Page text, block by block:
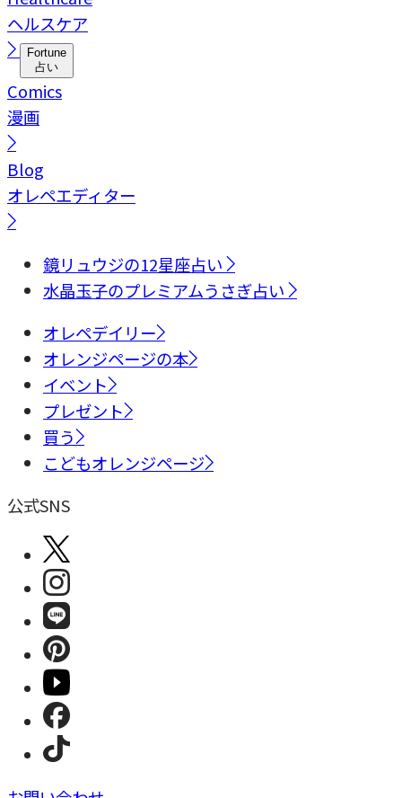
ヘルスケア
Fortune
占い
Comics
漫画
Blog
オレペエディター
鏡リュウジの12星座占い
水晶玉子のプレミアムうさぎ占い
オレペデイリー
オレンジページの本
イベント
プレゼント
買う
こどもオレンジページ
公式SNS